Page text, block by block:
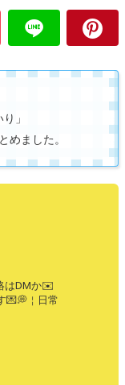
」
ました。
はDMか✉️
💌💭￤日常